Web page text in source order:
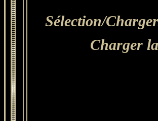
Sélection/
Charger